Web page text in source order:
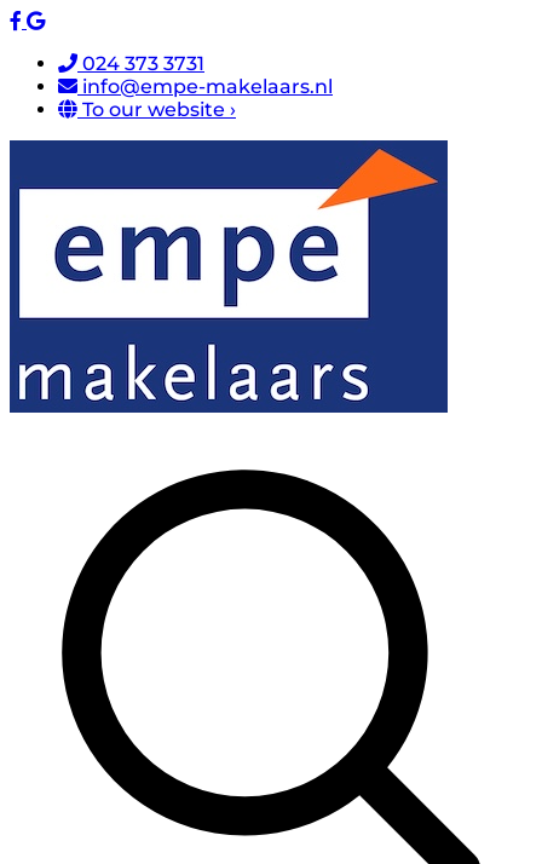
024 373 3731
info@empe-makelaars.nl
To our website ›